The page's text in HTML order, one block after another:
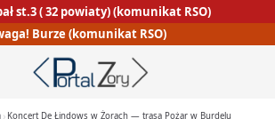
st.3 ( 32 powiaty) (komunikat RSO)
Burze (komunikat RSO)
Koncert De Łindows w Żorach — trasa Pożar w Burdelu